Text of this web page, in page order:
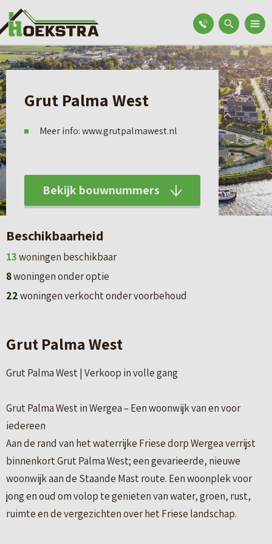
Grut Palma West
Meer info: www.grutpalmawest.nl
Bekijk bouwnummers
Beschikbaarheid
13woningen beschikbaar
8woningen onder optie
22woningen verkocht onder voorbehoud
Grut Palma West
Grut Palma West | Verkoop in volle gang
Grut Palma West in Wergea – Een woonwijk van en voor
iedereen
Aan de rand van het waterrijke Friese dorp Wergea verrijst
binnenkort Grut Palma West; een gevarieerde, nieuwe
woonwijk aan de Staande Mast route. Een woonplek voor
jong en oud om volop te genieten van water, groen, rust,
ruimte en de vergezichten over het Friese landschap.